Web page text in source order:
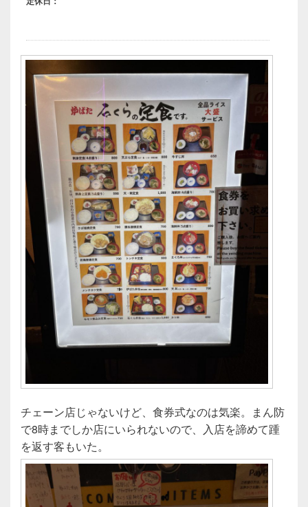
チェーン店じゃないけど、食券式なのは気楽。まん防
で8時までしか店にいられないので、入店を諦めて踵
を返す客もいた。